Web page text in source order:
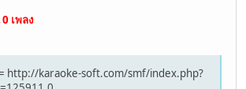
เพลง
http://karaoke-soft.com/smf/index.php?